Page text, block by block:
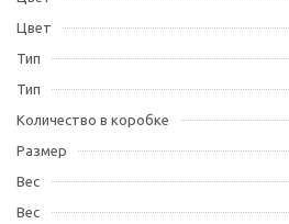
Цвет
Тип
Тип
Количество в коробке
Размер
Вес
Вес